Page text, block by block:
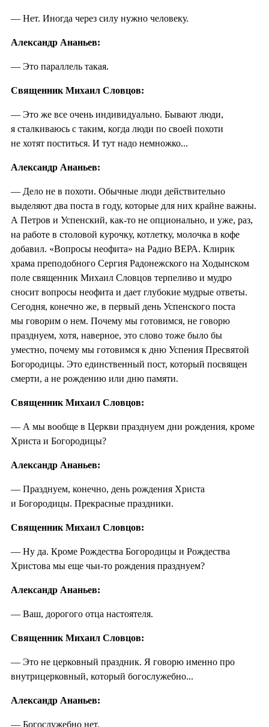
— Нет. Иногда через силу нужно человеку.
Александр Ананьев:
— Это параллель такая.
Священник Михаил Словцов:
— Это же все очень индивидуально. Бывают люди,
я сталкиваюсь с таким, когда люди по своей похоти
не хотят поститься. И тут надо немножко...
Александр Ананьев:
— Дело не в похоти. Обычные люди действительно
выделяют два поста в году, которые для них крайне важны.
А Петров и Успенский, как-то не опционально, и уже, раз,
на работе в столовой курочку, котлетку, молочка в кофе
добавил. «Вопросы неофита» на Радио ВЕРА. Клирик
храма преподобного Сергия Радонежского на Ходынском
поле священник Михаил Словцов терпеливо и мудро
сносит вопросы неофита и дает глубокие мудрые ответы.
Сегодня, конечно же, в первый день Успенского поста
мы говорим о нем. Почему мы готовимся, не говорю
празднуем, хотя, наверное, это слово тоже было бы
уместно, почему мы готовимся к дню Успения Пресвятой
Богородицы. Это единственный пост, который посвящен
смерти, а не рождению или дню памяти.
Священник Михаил Словцов:
— А мы вообще в Церкви празднуем дни рождения, кроме
Христа и Богородицы?
Александр Ананьев:
— Празднуем, конечно, день рождения Христа
и Богородицы. Прекрасные праздники.
Священник Михаил Словцов:
— Ну да. Кроме Рождества Богородицы и Рождества
Христова мы еще чьи-то рождения празднуем?
Александр Ананьев:
— Ваш, дорогого отца настоятеля.
Священник Михаил Словцов:
— Это не церковный праздник. Я говорю именно про
внутрицерковный, который богослужебно...
Александр Ананьев:
— Богослужебно нет.